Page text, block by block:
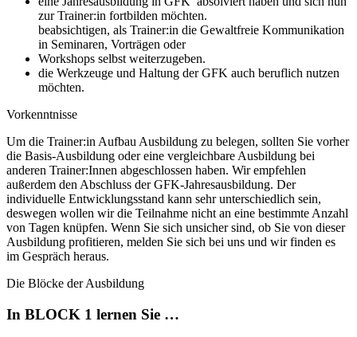
zur Trainer:in fortbilden möchten.
beabsichtigen, als Trainer:in die Gewaltfreie Kommunikation
in Seminaren, Vorträgen oder
Workshops selbst weiterzugeben.
die Werkzeuge und Haltung der GFK auch beruflich nutzen
möchten.
Vorkenntnisse
Um die Trainer:in Aufbau Ausbildung zu belegen, sollten Sie vorher
die Basis-Ausbildung oder eine vergleichbare Ausbildung bei
anderen Trainer:Innen abgeschlossen haben. Wir empfehlen
außerdem den Abschluss der GFK-Jahresausbildung. Der
individuelle Entwicklungsstand kann sehr unterschiedlich sein,
deswegen wollen wir die Teilnahme nicht an eine bestimmte Anzahl
von Tagen knüpfen. Wenn Sie sich unsicher sind, ob Sie von dieser
Ausbildung profitieren, melden Sie sich bei uns und wir finden es
im Gespräch heraus.
Die Blöcke der Ausbildung
In BLOCK 1 lernen Sie …